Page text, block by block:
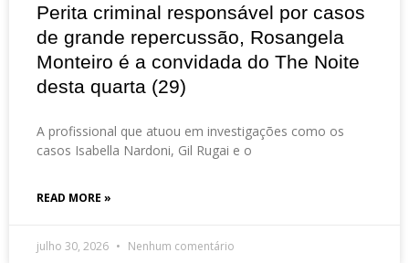
Perita criminal responsável por casos
de grande repercussão, Rosangela
Monteiro é a convidada do The Noite
desta quarta (29)
A profissional que atuou em investigações como os
casos Isabella Nardoni, Gil Rugai e o
READ MORE »
julho 30, 2026 Nenhum comentário